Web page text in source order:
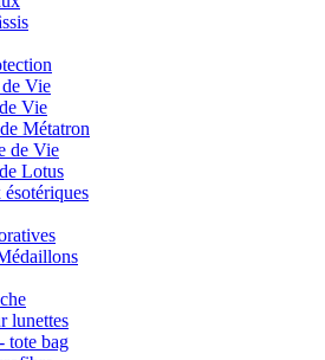
Vie
Vie
Métatron
de Vie
Lotus
lunettes
tote bag